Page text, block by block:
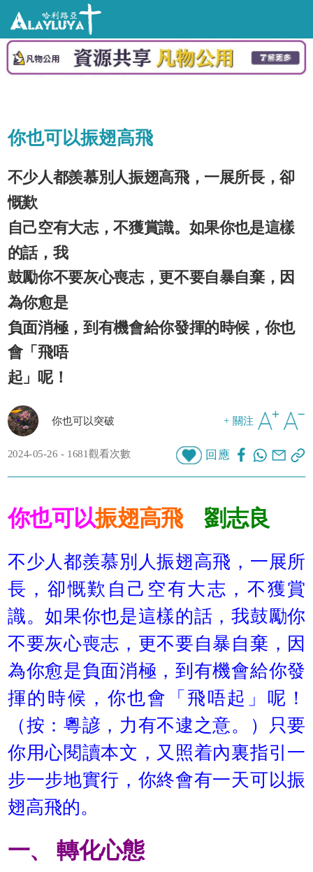
你也可以振翅高飛
不少人都羨慕別人振翅高飛，一展所長，卻
慨歎
自己空有大志，不獲賞識。如果你也是這樣
的話，我
鼓勵你不要灰心喪志，更不要自暴自棄，因
為你愈是
負面消極，到有機會給你發揮的時候，你也
會「飛唔
起」呢！
+ 關注
你也可以突破
2024-05-26 - 1681觀看次數 回應
你也可以振翅高飛 劉志良
不少人都羨慕別人振翅高飛，一展所
長，卻慨歎自己空有大志，不獲賞
識。如果你也是這樣的話，我鼓勵你
不要灰心喪志，更不要自暴自棄，因
為你愈是負面消極，到有機會給你發
揮的時候，你也會「飛唔起」呢！
（按：粵諺，力有不逮之意。）只要
你用心閱讀本文，又照着內裏指引一
步一步地實行，你終會有一天可以振
翅高飛的。
一、 轉化心態